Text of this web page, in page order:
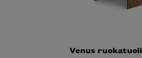
Venus ruokatuoli